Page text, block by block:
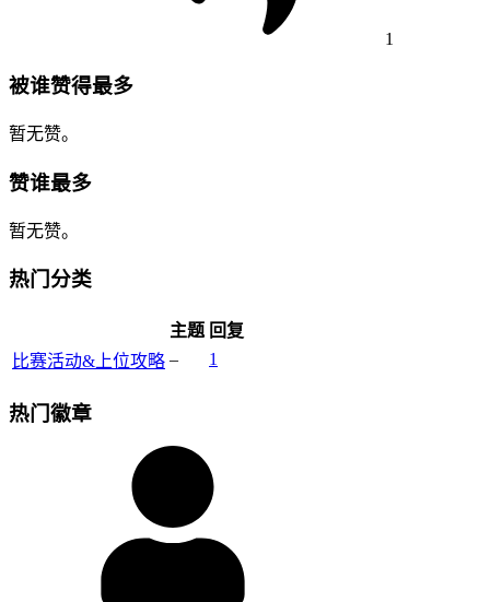
1
被谁赞得最多
暂无赞。
赞谁最多
暂无赞。
热门分类
主题 回复
比赛活动&上位攻略 – 1
热门徽章